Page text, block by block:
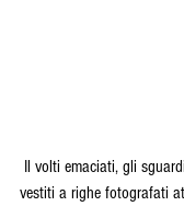
vestiti a righe fotografati